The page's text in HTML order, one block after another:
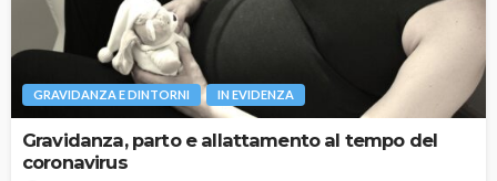
GRAVIDANZA E DINTORNI IN EVIDENZA
Gravidanza, parto e allattamento al tempo del
coronavirus